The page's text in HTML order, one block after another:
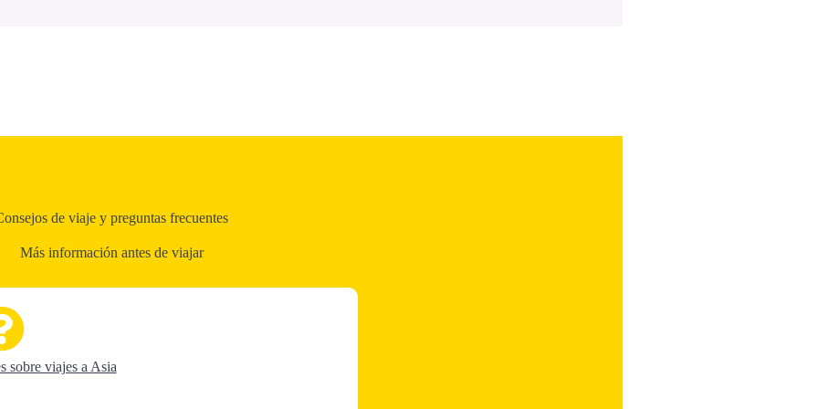
de viaje y preguntas frecuentes
Más información antes de viajar
sobre viajes a Asia